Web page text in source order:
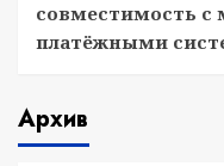
совместимость
платёжными
Архив